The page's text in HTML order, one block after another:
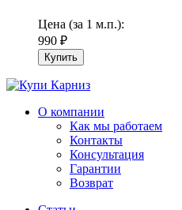
Цена (за 1 м.п.):
990 ₽
О компании
Как мы работаем
Контакты
Консультация
Гарантии
Возврат